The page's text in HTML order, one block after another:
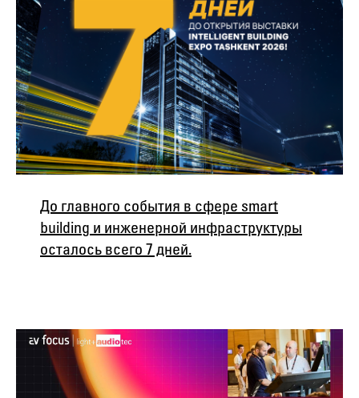
До главного события в сфере smart
building и инженерной инфраструктуры
осталось всего 7 дней.